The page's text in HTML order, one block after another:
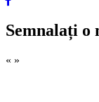
Semnalați o
« »